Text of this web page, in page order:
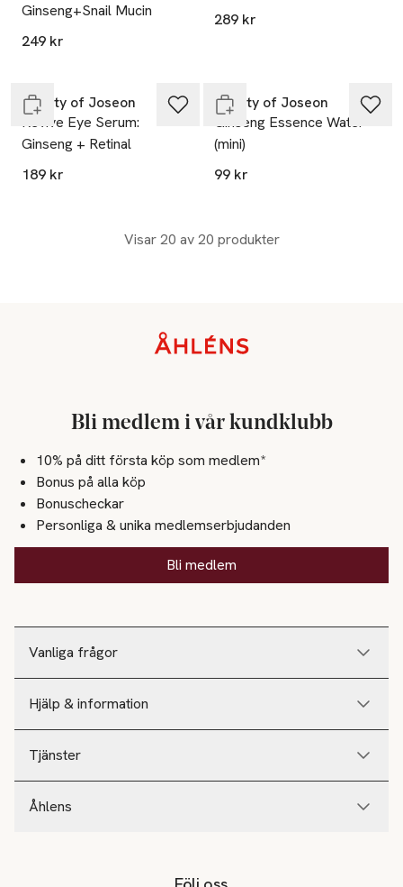
Ginseng+Snail Mucin
249 kr
289 kr
Beauty of Joseon
Revive Eye Serum:
Ginseng + Retinal
189 kr
Beauty of Joseon
Ginseng Essence Water
(mini)
99 kr
Visar 20 av 20 produkter
Vanliga frågor
Hjälp & information
Tjänster
Åhlens
Bli medlem i vår kundklubb
10% på ditt första köp som medlem*
Bonus på alla köp
Bonuscheckar
Personliga & unika medlemserbjudanden
Bli medlem